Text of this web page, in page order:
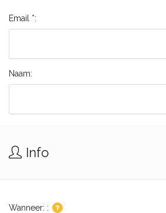
Email *:
Naam:
Info
Wanneer: :